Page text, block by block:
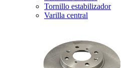
Tornillo estabilizador
Varilla central